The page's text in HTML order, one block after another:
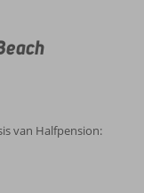
van Halfpension: